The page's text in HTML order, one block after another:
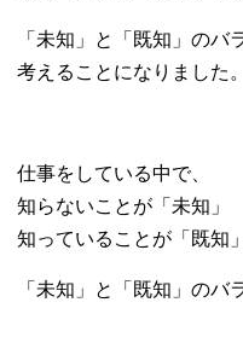
「未知」と「既知」のバ
考えることになりました。
仕事をしている中で、
知らないことが「未知」
知っていることが「既知
「未知」と「既知」のバ